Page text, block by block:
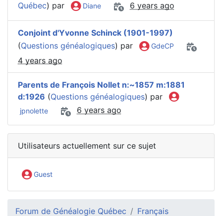
Québec) par Diane 6 years ago
Conjoint d'Yvonne Schinck (1901-1997)
(Questions généalogiques) par GdeCP
4 years ago
Parents de François Nollet n:~1857 m:1881
d:1926 (Questions généalogiques) par
jpnolette 6 years ago
Utilisateurs actuellement sur ce sujet
Guest
Forum de Généalogie Québec
Français